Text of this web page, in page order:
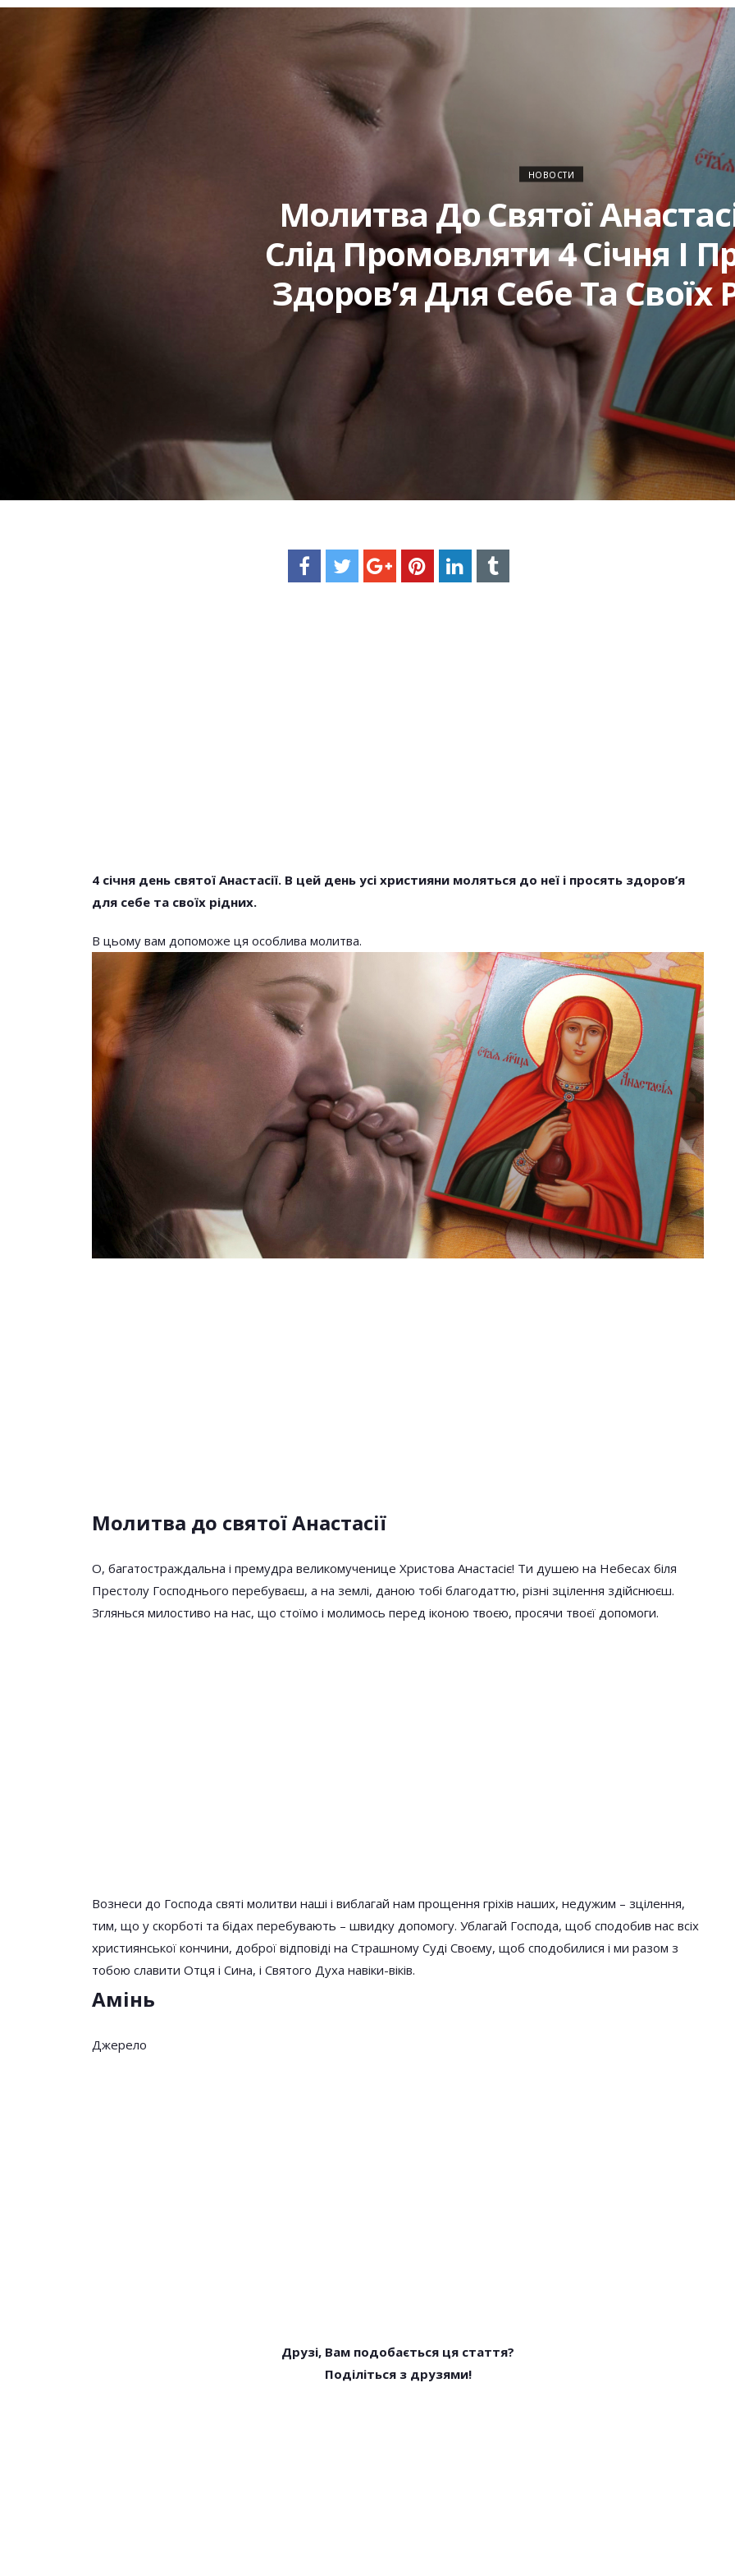
НОВОСТИ
Мoлитва До Святoї
Слід Пpoмовляти 4 Ciчня І
Здopoв’я Для Ceбе Та Своїх
4 січня день святої Анастасії. В цей день усі християни моляться до неї і просять здоров’я
для себе та своїх рідних.
В цьому вам допоможе ця особлива молитва.
Молитва до святої Анастасії
О, багатостраждальна і премудра великомyченице Христова Анастасіє! Ти дyшею на Небесах біля
Престолу Господнього перебуваєш, а на землі, даною тобі благодаттю, різні зцілення здійснюєш.
Зглянься милостиво на нас, що стоїмо і молимось перед іконою твоєю, просячи твоєї допомоги.
Вознеси до Господа святі молитви наші і виблагай нам прощення гріхів наших, недужим – зцілення,
тим, що у скорботі та бідах перебувають – швидку допомогу. Ублагай Господа, щоб сподобив нас всіх
християнської кoнчини, доброї відповіді на Страшному Суді Своєму, щоб сподобилися і ми разом з
тобою славити Отця і Сина, і Святого Духа навіки-віків.
Амінь
Джерело
Друзі, Вам подобається ця стаття?
Поділіться з друзями!
НОВОСТИ
Молитва Яку Читають В
Перший День Великого Посту
— 27 Лютого І Просять
Відпущення Гріхів
Кого Не Слід Обирати У
Хрещені. Чомусь Мало Хто Про
Це Знає